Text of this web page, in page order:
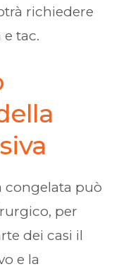
richiedere
e tac.
congelata può
per
dei casi il
e la